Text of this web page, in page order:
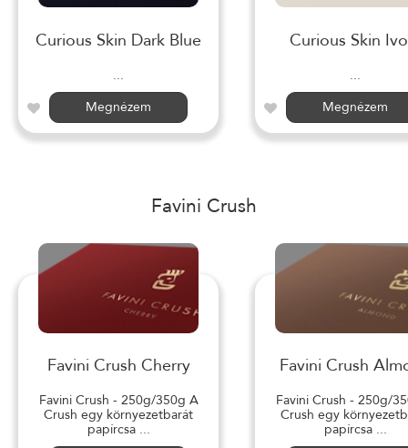
Curious Skin Dark Blue
...
Megnézem
Curious Skin
...
Megnézem
Favini Crush
Favini Crush Cherry
Favini Crush - 250g/350g A
Crush egy környezetbarát
papírcsa ...
Favini Crush
Favini Crush - 250g/
Crush egy
papírcsa ...